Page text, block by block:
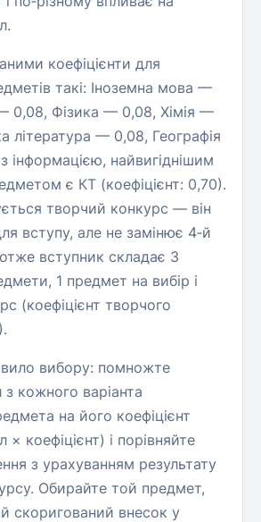
коефіцієнти для
такі: Іноземна мова —
0,08, Фізика — 0,08, Хімія —
література — 0,08, Географія
інформацією, найвигіднішим
є КТ (коефіцієнт: 0,70).
творчий конкурс — він
вступу, але не замінює 4‑й
вступник складає 3
1 предмет на вибір і
(коефіцієнт творчого
вибору: помножте
з кожного варіанта
на його коефіцієнт
× коефіцієнт) і порівняйте
з урахуванням результату
Обирайте той предмет,
скоригований внесок у